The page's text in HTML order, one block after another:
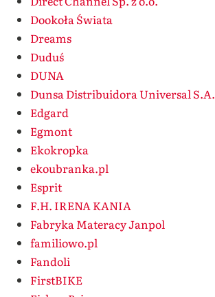
Dookoła Świata
Dreams
Duduś
DUNA
Dunsa Distribuidora Universal S.A.
Edgard
Egmont
Ekokropka
ekoubranka.pl
Esprit
F.H. IRENA KANIA
Fabryka Materacy Janpol
familiowo.pl
Fandoli
FirstBIKE